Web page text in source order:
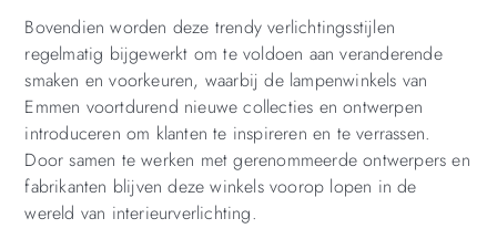
Bovendien worden deze trendy verlichtingsstijlen
regelmatig bijgewerkt om te voldoen aan veranderende
smaken en voorkeuren, waarbij de lampenwinkels van
Emmen voortdurend nieuwe collecties en ontwerpen
introduceren om klanten te inspireren en te verrassen.
Door samen te werken met gerenommeerde ontwerpers en
fabrikanten blijven deze winkels voorop lopen in de
wereld van interieurverlichting.